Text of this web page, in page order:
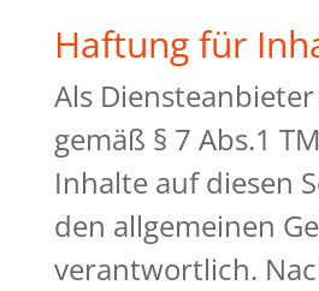
Haftung für
Als
gemäß § 7 Abs.1
Inhalte auf diesen
den allgemeinen
verantwortlich.